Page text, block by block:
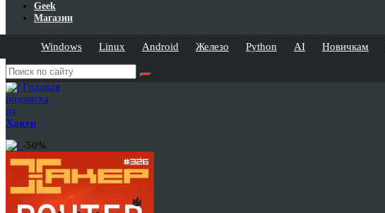
Geek
Магазин
Windows Linux Android Железо Python AI Новичкам
Годовая
подписка
на
Хакер
-50%